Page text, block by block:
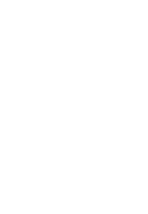
们的热烈欢迎。
，开售成绩
零百加速仅
龙8，辅助驾